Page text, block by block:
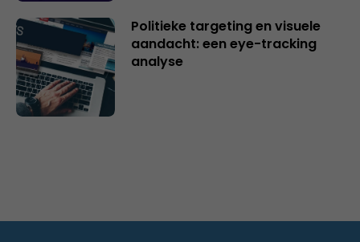
Politieke targeting en visuele
aandacht: een eye-tracking
analyse